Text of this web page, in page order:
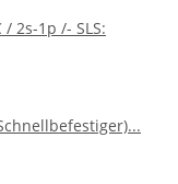
/ 2s-1p /- SLS: